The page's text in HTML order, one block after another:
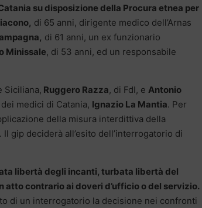
su disposizione della Procura etnea per
di 65 anni, dirigente medico dell’Arnas
di 61 anni, un ex funzionario
Minissale, di 53 anni, ed un responsabile
Siciliana, Ruggero Razza, di FdI, e Antonio
medici di Catania, Ignazio La Mantia. Per
della misura interdittiva della
gip deciderà all’esito dell’interrogatorio di
libertà degli incanti, turbata libertà del
contrario ai doveri d’ufficio o del servizio.
di un interrogatorio la decisione nei confronti